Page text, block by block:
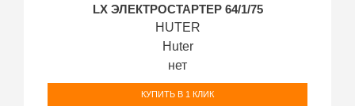
LX ЭЛЕКТРОСТАРТЕР 64/1/75
HUTER
Huter
нет
КУПИТЬ В 1 КЛИК